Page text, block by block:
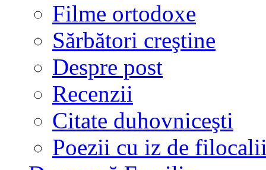
Filme ortodoxe
Sărbători creştine
Despre post
Recenzii
Citate duhovniceşti
Poezii cu iz de